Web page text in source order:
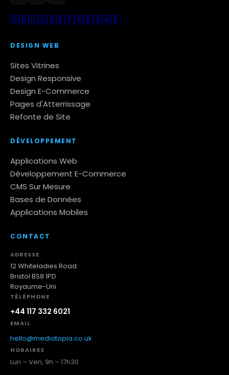
🇬🇧🇺🇸🇩🇪🇫🇷🇪🇸🇦🇪
DESIGN WEB
Sites Vitrines
Design Responsive
Design E-Commerce
Pages d'Atterrissage
Refonte de Site
DÉVELOPPEMENT
Applications Web
Développement E-Commerce
CMS Sur Mesure
Bases de Données
Applications Mobiles
CONTACT
ADRESSE
12 Whiteladies Road
Bristol BS8 1PD
Royaume-Uni
TÉLÉPHONE
+44 117 332 6021
EMAIL
hello@mediatopia.co.uk
HORAIRES
Lun – Ven, 9h – 17h30